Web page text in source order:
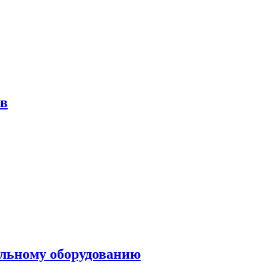
оборудованию